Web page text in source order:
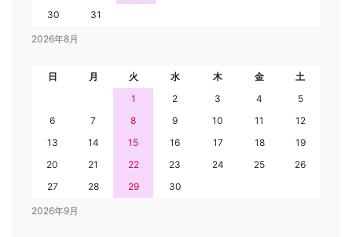
2026年8月
30
31
2026年9月
日 月 火 水 木 金
土
1
2 3 4
5
6
7 8 9 10 11
12
13
14 15 16 17 18
19
20
21 22 23 24 25
26
27
28 29 30